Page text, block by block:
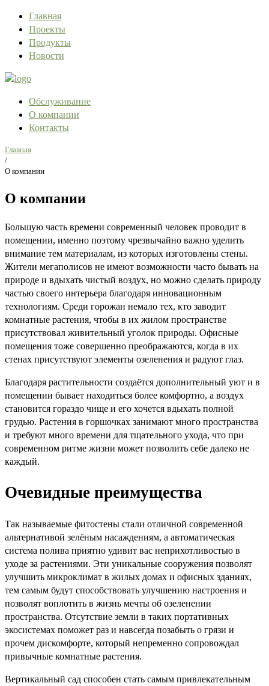
Главная
Проекты
Продукты
Новости
Обслуживание
О компании
Контакты
Главная
/
О компании
О компании
Большую часть времени современный человек проводит в
помещении, именно поэтому чрезвычайно важно уделить
внимание тем материалам, из которых изготовлены стены.
Жители мегаполисов не имеют возможности часто бывать на
природе и вдыхать чистый воздух, но можно сделать природу
частью своего интерьера благодаря инновационным
технологиям. Среди горожан немало тех, кто заводит
комнатные растения, чтобы в их жилом пространстве
присутствовал живительный уголок природы. Офисные
помещения тоже совершенно преображаются, когда в их
стенах присутствуют элементы озеленения и радуют глаз.
Благодаря растительности создаётся дополнительный уют и в
помещении бывает находиться более комфортно, а воздух
становится гораздо чище и его хочется вдыхать полной
грудью. Растения в горшочках занимают много пространства
и требуют много времени для тщательного ухода, что при
современном ритме жизни может позволить себе далеко не
каждый.
Очевидные преимущества
Так называемые фитостены стали отличной современной
альтернативой зелёным насаждениям, а автоматическая
система полива приятно удивит вас неприхотливостью в
уходе за растениями. Эти уникальные сооружения позволят
улучшить микроклимат в жилых домах и офисных зданиях,
тем самым будут способствовать улучшению настроения и
позволят воплотить в жизнь мечты об озеленении
пространства. Отсутствие земли в таких портативных
экосистемах поможет раз и навсегда позабыть о грязи и
прочем дискомфорте, который непременно сопровождал
привычные комнатные растения.
Вертикальный сад способен стать самым привлекательным